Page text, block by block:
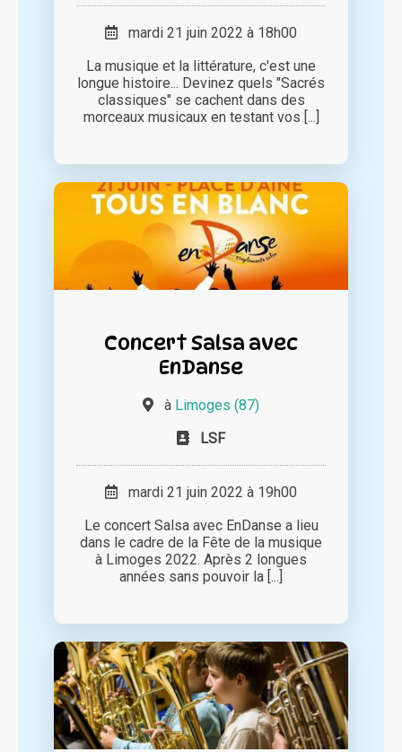
mardi 21 juin 2022 à 18h00
La musique et la littérature, c'est une
longue histoire... Devinez quels "Sacrés
classiques" se cachent dans des
morceaux musicaux en testant vos [...]
Concert Salsa avec
EnDanse
à Limoges (87)
LSF
mardi 21 juin 2022 à 19h00
Le concert Salsa avec EnDanse a lieu
dans le cadre de la Fête de la musique
à Limoges 2022. Après 2 longues
années sans pouvoir la [...]